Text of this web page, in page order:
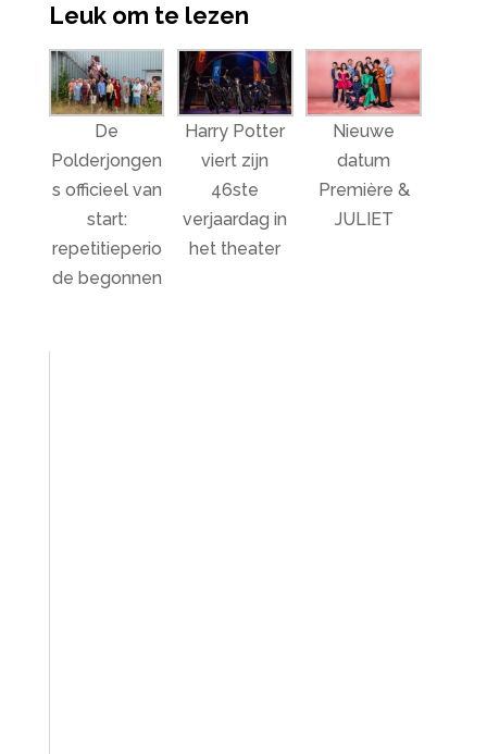
Leuk om te lezen
De
Polderjongen
s officieel van
start:
repetitieperio
de begonnen
Harry Potter
viert zijn
46ste
verjaardag in
het theater
Nieuwe
datum
Première &
JULIET